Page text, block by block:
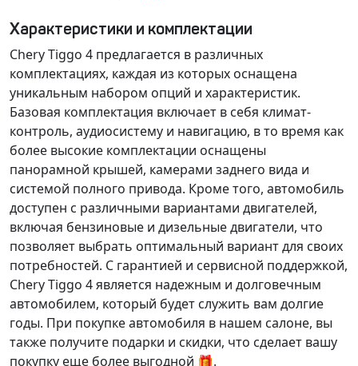
Характеристики и комплектации
Chery Tiggo 4 предлагается в различных
комплектациях, каждая из которых оснащена
уникальным набором опций и характеристик.
Базовая комплектация включает в себя климат-
контроль, аудиосистему и навигацию, в то время как
более высокие комплектации оснащены
панорамной крышей, камерами заднего вида и
системой полного привода. Кроме того, автомобиль
доступен с различными вариантами двигателей,
включая бензиновые и дизельныедвигатели, что
позволяет выбрать оптимальный вариант для своих
потребностей. С гарантией и сервисной поддержкой,
Chery Tiggo 4 является надежным и долговечным
автомобилем, который будет служить вам долгие
годы. При покупке автомобиля в нашем салоне, вы
также получите подарки и скидки, что сделает вашу
покупку еще более выгодной 🎁.